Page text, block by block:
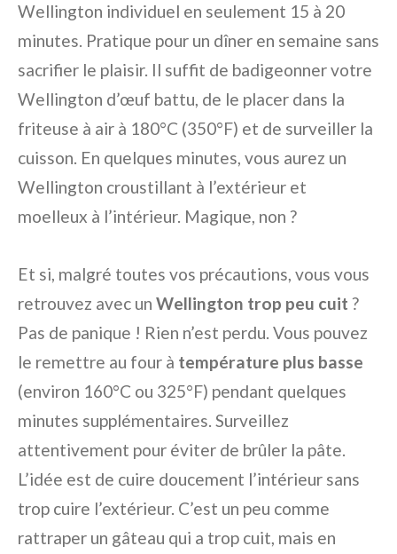
Wellington individuel en seulement 15 à 20
minutes. Pratique pour un dîner en semaine sans
sacrifier le plaisir. Il suffit de badigeonner votre
Wellington d’œuf battu, de le placer dans la
friteuse à air à 180°C (350°F) et de surveiller la
cuisson. En quelques minutes, vous aurez un
Wellington croustillant à l’extérieur et
moelleux à l’intérieur. Magique, non ?
Et si, malgré toutes vos précautions, vous vous
retrouvez avec un Wellington trop peu cuit ?
Pas de panique ! Rien n’est perdu. Vous pouvez
le remettre au four à température plus basse
(environ 160°C ou 325°F) pendant quelques
minutes supplémentaires. Surveillez
attentivement pour éviter de brûler la pâte.
L’idée est de cuire doucement l’intérieur sans
trop cuire l’extérieur. C’est un peu comme
rattraper un gâteau qui a trop cuit, mais en